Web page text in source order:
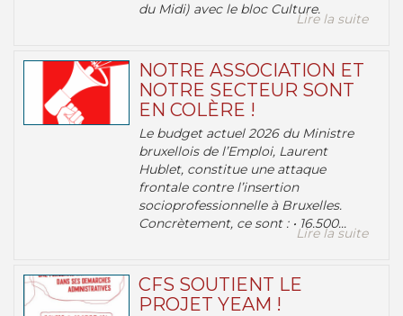
du Midi) avec le bloc Culture.
Lire la suite
NOTRE ASSOCIATION ET
NOTRE SECTEUR SONT
EN COLÈRE !
Le budget actuel 2026 du Ministre
bruxellois de l’Emploi, Laurent
Hublet, constitue une attaque
frontale contre l’insertion
socioprofessionnelle à Bruxelles.
Concrètement, ce sont : • 16.500...
Lire la suite
CFS SOUTIENT LE
PROJET YEAM !